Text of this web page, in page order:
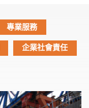
專業服務
企業社會責任